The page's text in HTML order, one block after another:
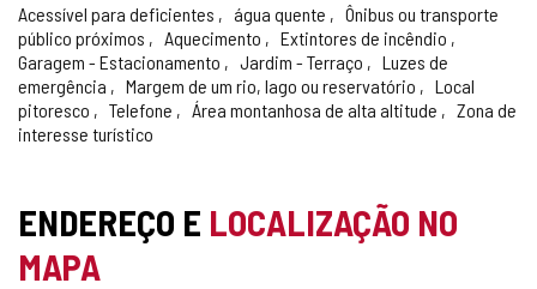
Acessível para deficientes água quente
Ônibus ou transporte
público próximos
Aquecimento
Extintores de incêndio
Garagem - Estacionamento
Jardim - Terraço
Luzes de
emergência
Margem de um rio, lago ou reservatório
Local
pitoresco
Telefone Área montanhosa de alta altitude
Zona de
interesse turístico
ENDEREÇO E LOCALIZAÇÃO NO
MAPA